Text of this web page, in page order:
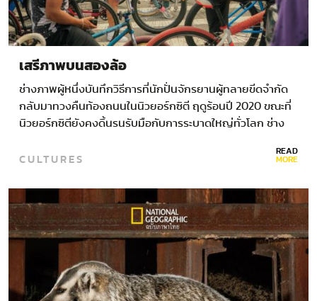
เสรีภาพบนสองล้อ
ช่างภาพผู้หนึ่งบันทึกวิธีการที่นักปั่นจักรยานผู้ทลายขีดจำกัด
กลับมาทวงคืนท้องถนนในนิวยอร์กซิตี ฤดูร้อนปี 2020 ขณะที่
นิวยอร์กซิตียังคงดิ้นรนรับมือกับการระบาดใหญ่ทั่วโลก ช่าง
CULTURES READ
MORE